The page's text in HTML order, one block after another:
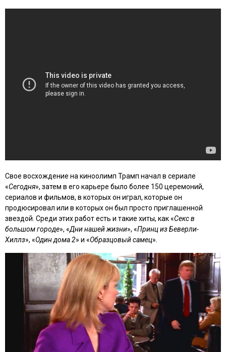
Свое восхождение на киноолимп Трамп начал в сериале
«Сегодня», затем в его карьере было более 150 церемоний,
сериалов и фильмов, в которых он играл, которые он
продюсировал или в которых он был просто приглашенной
звездой. Среди этих работ есть и такие хиты, как «Секс в
большом городе», «Дни нашей жизни», «Принц из Беверли-
Хиллз», «Один дома 2» и «Образцовый самец».